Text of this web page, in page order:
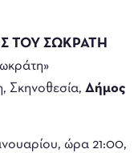
ΤΟΥ ΣΩΚΡΑΤΗ
Σκηνοθεσία, Δήμος
ώρα 21:00,